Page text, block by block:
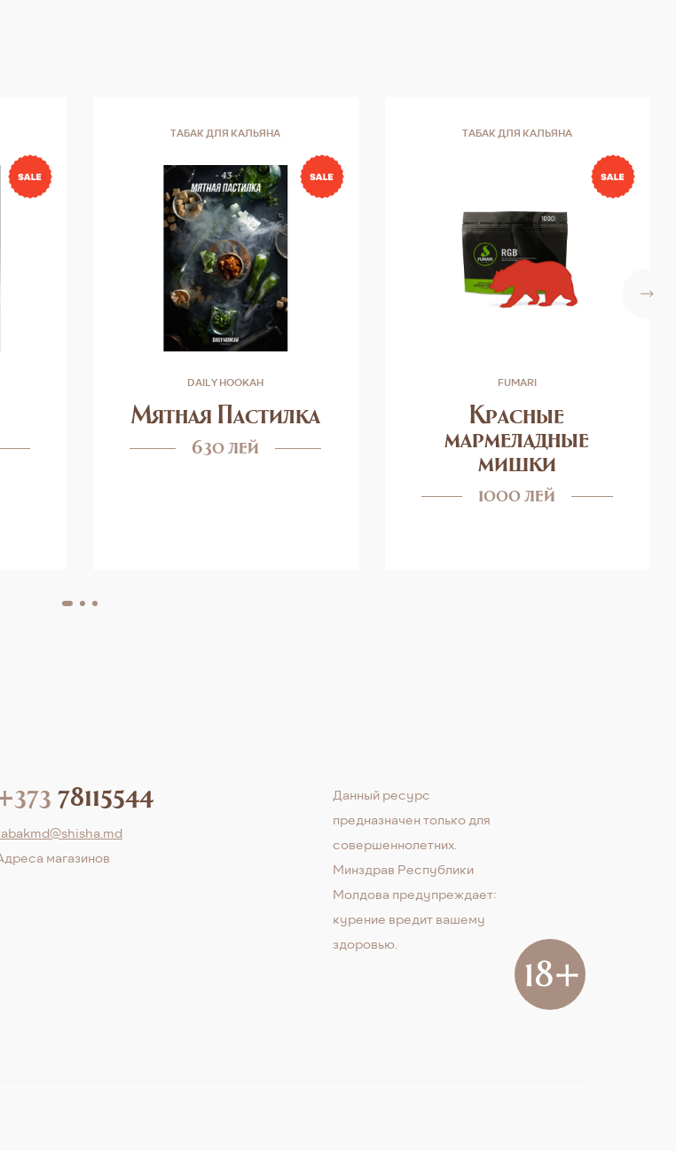
ТАБАК ДЛЯ КАЛЬЯНА
DAILY HOOKAH
Мятная Пастилка
630 лей
ТАБАК ДЛЯ КАЛЬЯНА
FUMARI
Красные
мармеладные
мишки
1000 лей
78115544
магазинов
Данный ресурс
предназначен только для
совершеннолетних.
Минздрав Республики
Молдова предупреждает:
курение вредит вашему
здоровью.